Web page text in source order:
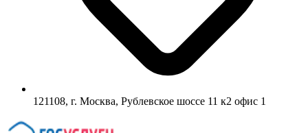
121108, г. Москва, Рублевское шоссе 11 к2 офис 1